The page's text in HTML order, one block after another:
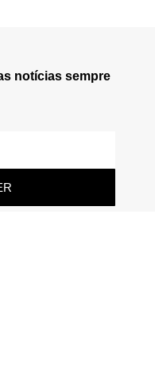
notícias sempre